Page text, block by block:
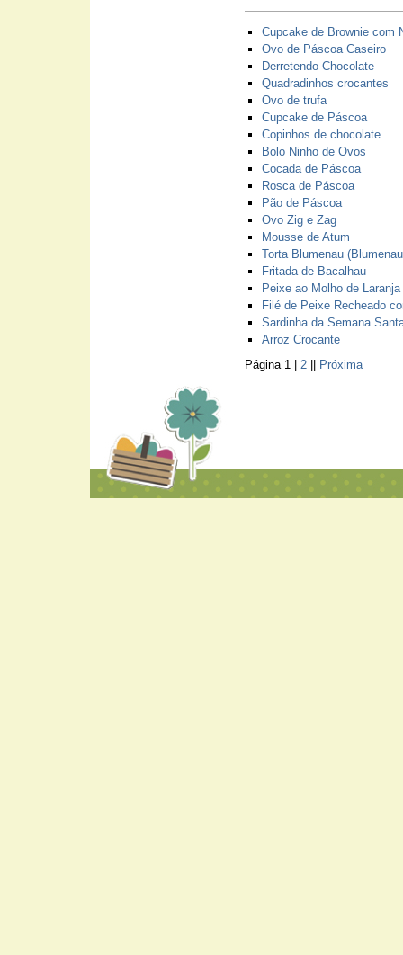
Cupcake de Brownie com
Ovo de Páscoa Caseiro
Derretendo Chocolate
Quadradinhos crocantes
Ovo de trufa
Cupcake de Páscoa
Copinhos de chocolate
Bolo Ninho de Ovos
Cocada de Páscoa
Rosca de Páscoa
Pão de Páscoa
Ovo Zig e Zag
Mousse de Atum
Torta Blumenau
Fritada de Bacalhau
Peixe ao Molho de Laranja
Filé de Peixe Recheado
Sardinha da Semana
Arroz Crocante
Página 1 | 2 Próxima